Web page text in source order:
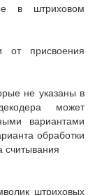
в штриховом
от присвоения
не указаны в
может
вариантами
обработки
считывания
штриховых